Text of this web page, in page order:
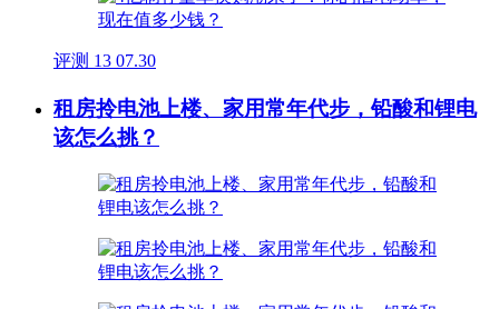
评测 13 07.30
租房拎电池上楼、家用常年代步，铅酸和锂电
该怎么挑？